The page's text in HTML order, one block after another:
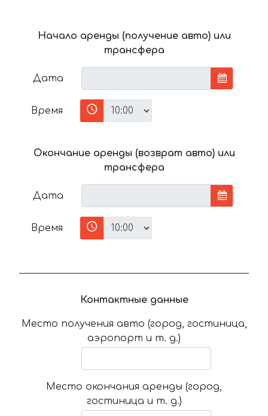
Начало аренды (получение авто) или
трансфера
Дата
Время
Окончание аренды (возврат авто) или
трансфера
Дата
Время
Контактные данные
Место получения авто (город, гостиница,
аэропорт и т. д.)
Место окончания аренды (город,
гостиница и т. д.)